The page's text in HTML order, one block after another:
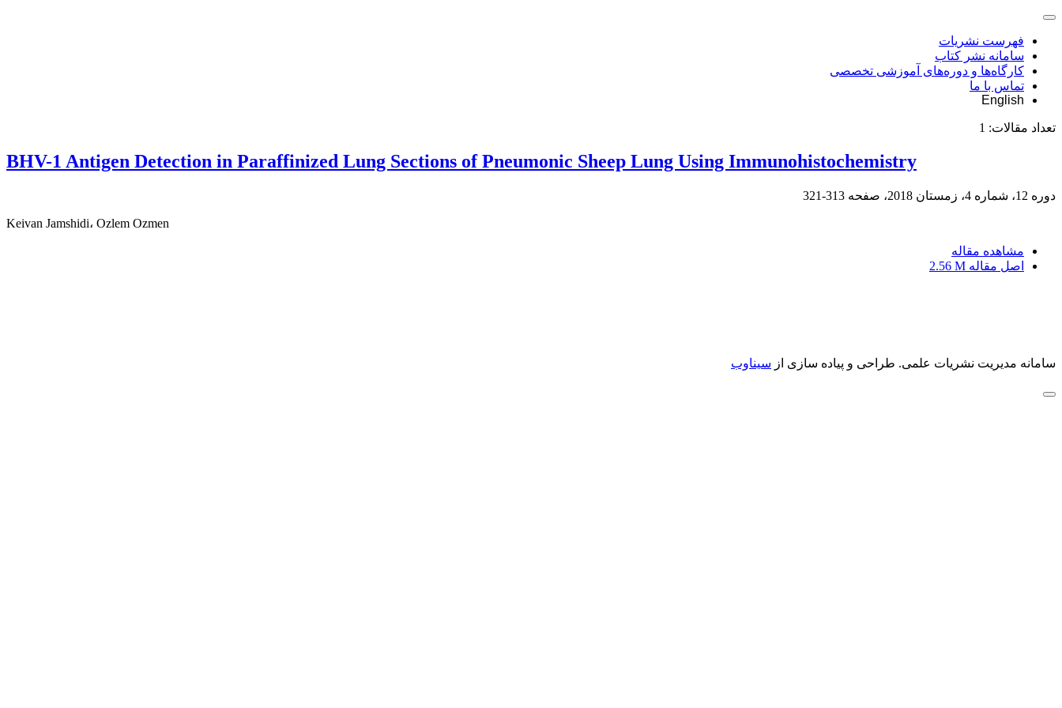
فهرست نشریات
سامانه نشر کتاب
کارگاه‌ها و دوره‌های آموزشی تخصصی
تماس با ما
English
تعداد مقالات: 1
BHV-1 Antigen Detection in Paraffinized Lung Sections of Pneumonic Sheep Lung Using Immunohistochemistry
دوره 12، شماره 4، زمستان 2018، صفحه 313-321
Keivan Jamshidi، Ozlem Ozmen
مشاهده مقاله
اصل مقاله 2.56 M
سامانه مدیریت نشریات علمی. طراحی و پیاده سازی از سیناوب